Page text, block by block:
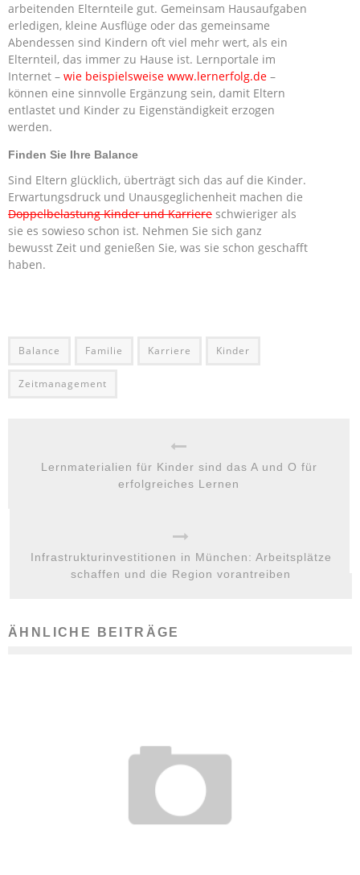
arbeitenden Elternteile gut. Gemeinsam Hausaufgaben
erledigen, kleine Ausflüge oder das gemeinsame
Abendessen sind Kindern oft viel mehr wert, als ein
Elternteil, das immer zu Hause ist. Lernportale im
Internet – wie beispielsweise www.lernerfolg.de –
können eine sinnvolle Ergänzung sein, damit Eltern
entlastet und Kinder zu Eigenständigkeit erzogen
werden.
Finden Sie Ihre Balance
Sind Eltern glücklich, überträgt sich das auf die Kinder.
Erwartungsdruck und Unausgeglichenheit machen die
Doppelbelastung Kinder und Karriere schwieriger als
sie es sowieso schon ist. Nehmen Sie sich ganz
bewusst Zeit und genießen Sie, was sie schon geschafft
haben.
Balance Familie Karriere Kinder
Zeitmanagement
Lernmaterialien für Kinder sind das A und O für
erfolgreiches Lernen
Infrastrukturinvestitionen in München: Arbeitsplätze
schaffen und die Region vorantreiben
ÄHNLICHE BEITRÄGE